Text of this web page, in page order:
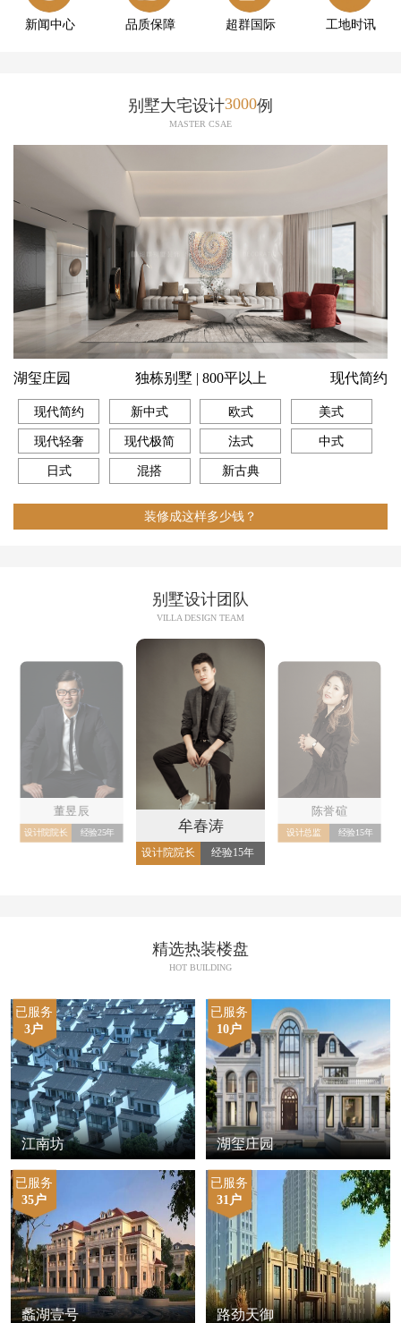
新闻中心 品质保障 超群国际 工地时讯
别墅大宅设计3000例
MASTER CSAE
湖玺庄园 独栋别墅 | 800平以上 现代简约
现代简约 新中式 欧式 美式
现代轻奢 现代极简 法式 中式
日式 混搭 新古典
装修成这样多少钱？
别墅设计团队
VILLA DESIGN TEAM
董昱辰
设计院院长 经验25年 牟春涛
设计院院长 经验15年
陈誉碹
设计总监 经验15年
精选热装楼盘
HOT BUILDING
已服务
3户
江南坊
已服务
10户
湖玺庄园
已服务
35户
蠡湖壹号
已服务
31户
路劲天御